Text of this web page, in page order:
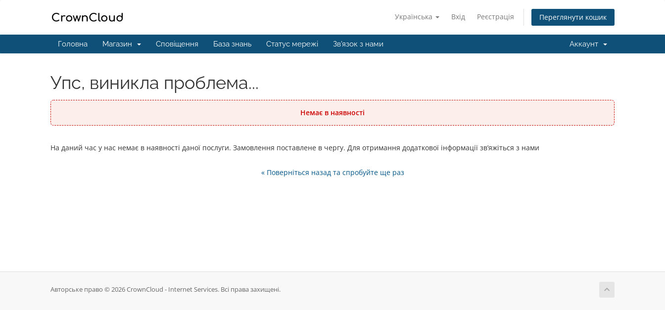
Українська Вхід Реєстрація Переглянути кошик
Головна Магазин Сповіщення База знань Статус мережі Зв'язок з нами Аккаунт
Упс, виникла проблема...
Немає в наявності
На даний час у нас немає в наявності даної послуги. Замовлення поставлене в чергу. Для отримання додаткової інформації зв’яжіться з нами
« Поверніться назад та спробуйте ще раз
Авторське право © 2026 CrownCloud - Internet Services. Всі права захищені.